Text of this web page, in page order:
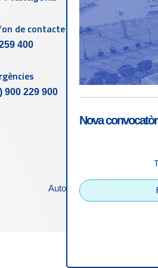
de contacte
400
900 229 900
Autoritat Portuària de
Nova